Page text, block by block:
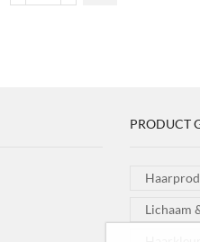
PRODUCT
Lichaam